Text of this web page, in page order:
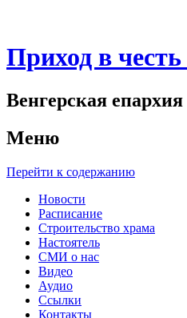
Приход в
Венгерская
Меню
Перейти к содержанию
Новости
Расписание
Строительство храма
Настоятель
СМИ о нас
Видео
Аудио
Ссылки
Контакты